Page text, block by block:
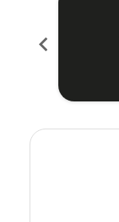
chevron_left